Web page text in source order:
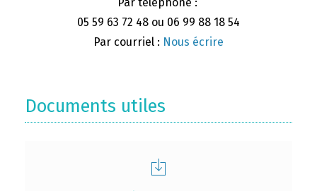
05 59 63 72 48 ou 06 99 88 18 54
Par courriel : Nous écrire
Documents utiles